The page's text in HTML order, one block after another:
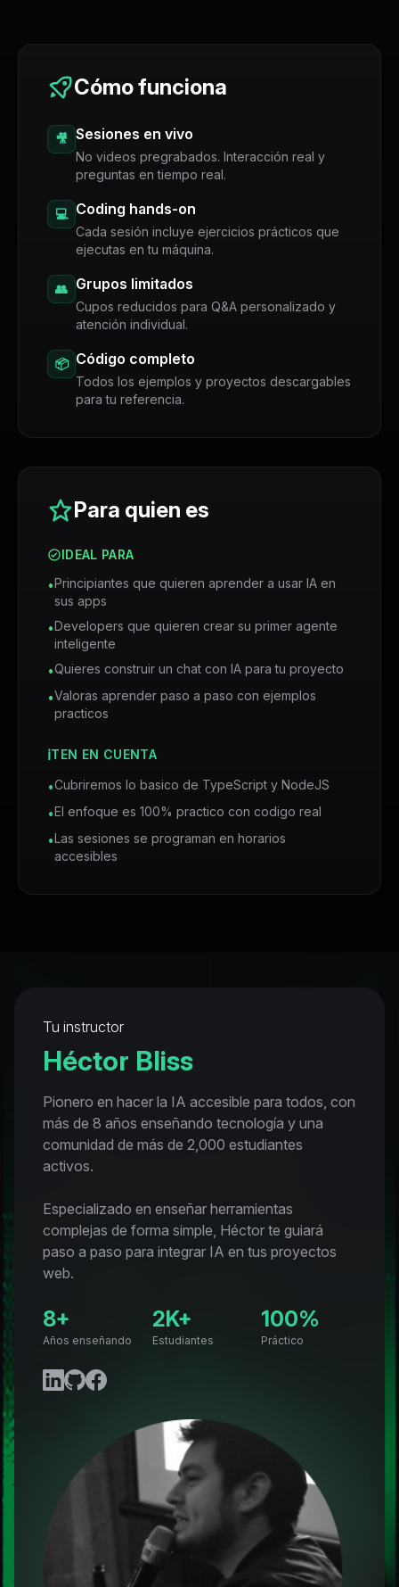
Cómo funciona
🎥 Sesiones en vivo
No videos pregrabados. Interacción real y
preguntas en tiempo real.
💻 Coding hands-on
Cada sesión incluye ejercicios prácticos que
ejecutas en tu máquina.
👥 Grupos limitados
Cupos reducidos para Q&A personalizado y
atención individual.
📦 Código completo
Todos los ejemplos y proyectos descargables
para tu referencia.
Para quien es
IDEAL PARA
•Principiantes que quieren aprender a usar IA en
sus apps
•Developers que quieren crear su primer agente
inteligente
•Quieres construir un chat con IA para tu proyecto
•Valoras aprender paso a paso con ejemplos
practicos
ℹ️TEN EN CUENTA
•Cubriremos lo basico de TypeScript y NodeJS
•El enfoque es 100% practico con codigo real
•Las sesiones se programan en horarios
accesibles
Tu instructor
Héctor Bliss
Pionero en hacer la IA accesible para todos, con
más de 8 años enseñando tecnología y una
comunidad de más de 2,000 estudiantes
activos.
Especializado en enseñar herramientas
complejas de forma simple, Héctor te guiará
paso a paso para integrar IA en tus proyectos
web.
8+
Años enseñando
2K+
Estudiantes
100%
Práctico